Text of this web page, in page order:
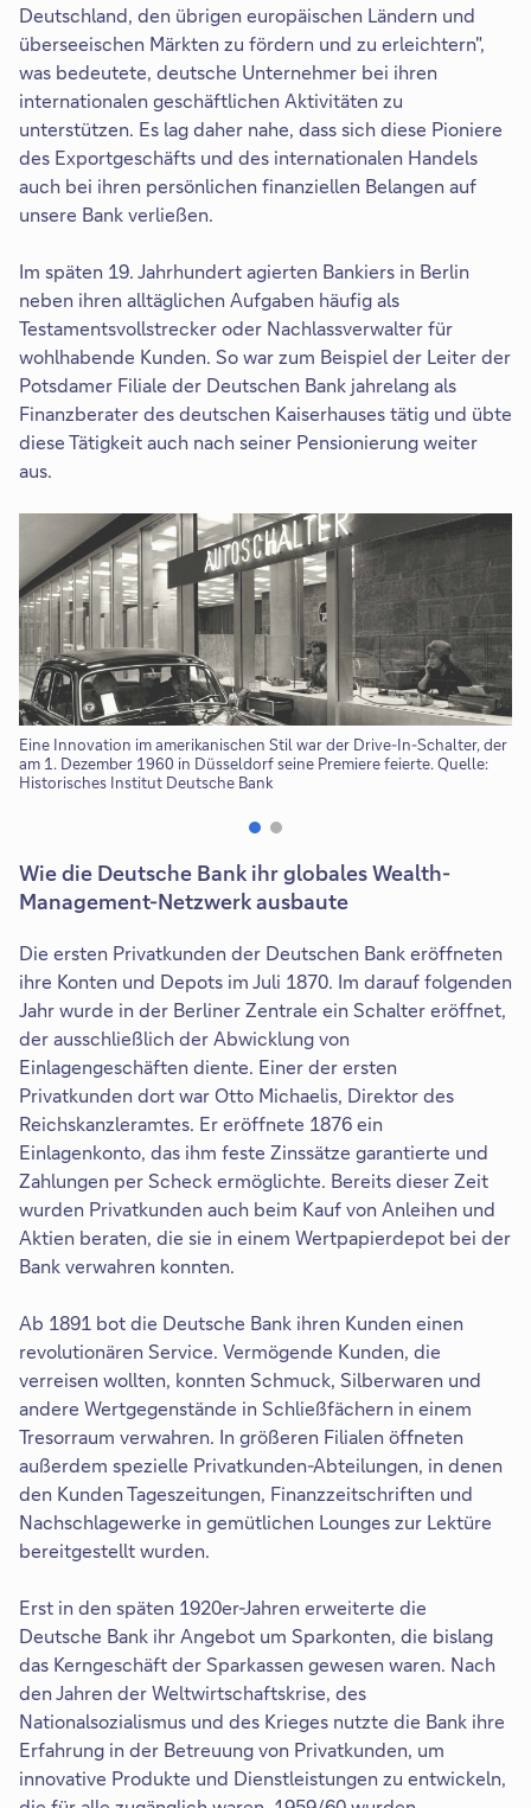
Deutschland, den übrigen europäischen Ländern und
überseeischen Märkten zu fördern und zu erleichtern",
was bedeutete, deutsche Unternehmer bei ihren
internationalen geschäftlichen Aktivitäten zu
unterstützen. Es lag daher nahe, dass sich diese Pioniere
des Exportgeschäfts und des internationalen Handels
auch bei ihren persönlichen finanziellen Belangen auf
unsere Bank verließen.
Im späten 19. Jahrhundert agierten Bankiers in Berlin
neben ihren alltäglichen Aufgaben häufig als
Testamentsvollstrecker oder Nachlassverwalter für
wohlhabende Kunden. So war zum Beispiel der Leiter der
Potsdamer Filiale der Deutschen Bank jahrelang als
Finanzberater des deutschen Kaiserhauses tätig und übte
diese Tätigkeit auch nach seiner Pensionierung weiter
aus.
Eine Innovation im amerikanischen Stil war der Drive-In-Schalter, der
am 1. Dezember 1960 in Düsseldorf seine Premiere feierte. Quelle:
Historisches Institut Deutsche Bank
Wie die Deutsche Bank ihr globales Wealth-
Management-Netzwerk ausbaute
Die ersten Privatkunden der Deutschen Bank eröffneten
ihre Konten und Depots im Juli 1870. Im darauf folgenden
Jahr wurde in der Berliner Zentrale ein Schalter eröffnet,
der ausschließlich der Abwicklung von
Einlagengeschäften diente. Einer der ersten
Privatkunden dort war Otto Michaelis, Direktor des
Reichskanzleramtes. Er eröffnete 1876 ein
Einlagenkonto, das ihm feste Zinssätze garantierte und
Zahlungen per Scheck ermöglichte. Bereits dieser Zeit
wurden Privatkunden auch beim Kauf von Anleihen und
Aktien beraten, die sie in einem Wertpapierdepot bei der
Bank verwahren konnten.
Ab 1891 bot die Deutsche Bank ihren Kunden einen
revolutionären Service. Vermögende Kunden, die
verreisen wollten, konnten Schmuck, Silberwaren und
andere Wertgegenstände in Schließfächern in einem
Tresorraum verwahren. In größeren Filialen öffneten
außerdem spezielle Privatkunden-Abteilungen, in denen
den Kunden Tageszeitungen, Finanzzeitschriften und
Nachschlagewerke in gemütlichen Lounges zur Lektüre
bereitgestellt wurden.
Erst in den späten 1920er-Jahren erweiterte die
Deutsche Bank ihr Angebot um Sparkonten, die bislang
das Kerngeschäft der Sparkassen gewesen waren. Nach
den Jahren der Weltwirtschaftskrise, des
Nationalsozialismus und des Krieges nutzte die Bank ihre
Erfahrung in der Betreuung von Privatkunden, um
innovative Produkte und Dienstleistungen zu entwickeln,